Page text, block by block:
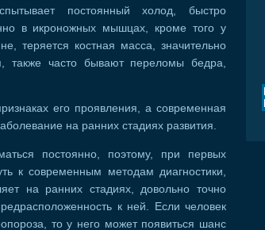
постоянный холод, быстро
в икроножных мышцах, кроме того у
теряется костная масса, значительно
также часто бывают переломы бедра,
его проявления, а современная
на ранних стадиях развития.
постоянно, поэтому, при первых
к современным методам диагностики,
на ранних стадиях, довольно точно
к ней. Если человек
то у него может появиться шанс